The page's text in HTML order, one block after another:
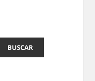
BUSCAR